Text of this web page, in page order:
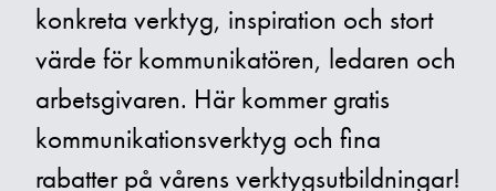
konkreta verktyg, inspiration och stort
värde för kommunikatören, ledaren och
arbetsgivaren. Här kommer gratis
kommunikationsverktyg och fina
rabatter på vårens verktygsutbildningar!